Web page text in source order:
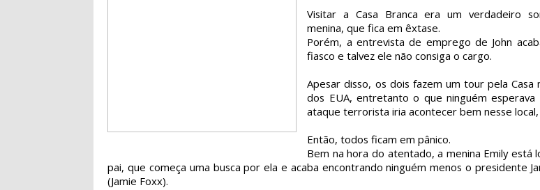
Visitar a Casa Branca era um verdadeiro
menina, que fica em êxtase.
Porém, a entrevista de emprego de John
fiasco e talvez ele não consiga o cargo.
Apesar disso, os dois fazem um tour pela Casa
dos EUA, entretanto o que ninguém esperava
ataque terrorista iria acontecer bem nesse
Então, todos ficam em pânico.
Bem na hora do atentado, a menina Emily está
pai, que começa uma busca por ela e acaba encontrando ninguém menos o presidente
(Jamie Foxx).